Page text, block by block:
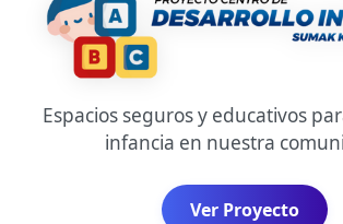
Espacios seguros y educativos
infancia en nuestra
Ver Proyecto